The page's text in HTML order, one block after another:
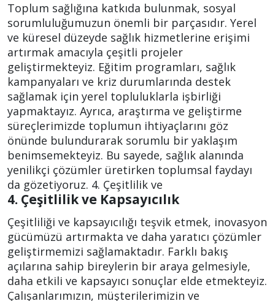
Toplum sağlığına katkıda bulunmak, sosyal
sorumluluğumuzun önemli bir parçasıdır. Yerel
ve küresel düzeyde sağlık hizmetlerine erişimi
artırmak amacıyla çeşitli projeler
geliştirmekteyiz. Eğitim programları, sağlık
kampanyaları ve kriz durumlarında destek
sağlamak için yerel topluluklarla işbirliği
yapmaktayız. Ayrıca, araştırma ve geliştirme
süreçlerimizde toplumun ihtiyaçlarını göz
önünde bulundurarak sorumlu bir yaklaşım
benimsemekteyiz. Bu sayede, sağlık alanında
yenilikçi çözümler üretirken toplumsal faydayı
da gözetiyoruz. 4. Çeşitlilik ve
4. Çeşitlilik ve Kapsayıcılık
Çeşitliliği ve kapsayıcılığı teşvik etmek, inovasyon
gücümüzü artırmakta ve daha yaratıcı çözümler
geliştirmemizi sağlamaktadır. Farklı bakış
açılarına sahip bireylerin bir araya gelmesiyle,
daha etkili ve kapsayıcı sonuçlar elde etmekteyiz.
Çalışanlarımızın, müşterilerimizin ve